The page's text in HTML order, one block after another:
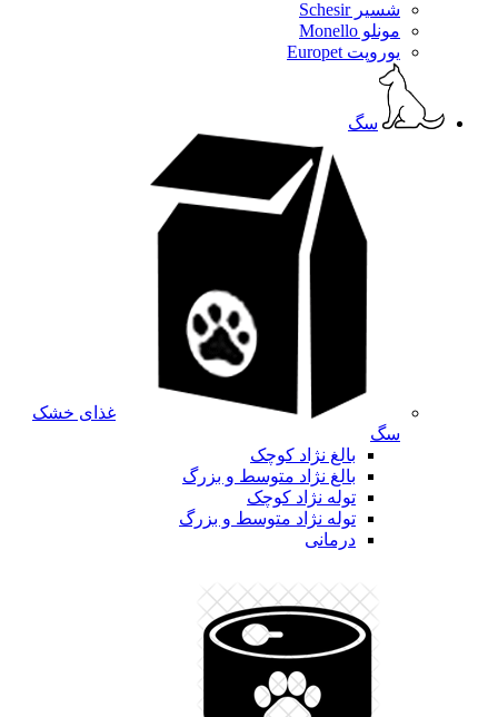
شسیر Schesir
مونلو Monello
یوروپت Europet
سگ
غذای خشک
سگ
بالغ نژاد کوچک
بالغ نژاد متوسط و بزرگ
توله نژاد کوچک
توله نژاد متوسط و بزرگ
درمانی